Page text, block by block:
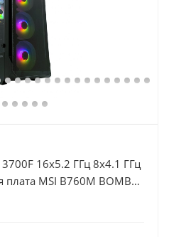
16x5.2 ГГц 8x4.1 ГГц
MSI B760M BOMBER
3050 8Гб, Память